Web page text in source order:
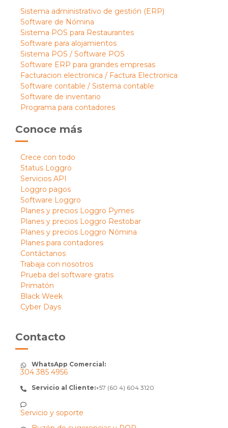
Sistema administrativo de gestión (ERP)
Software de Nómina
Sistema POS para Restaurantes
Software para alojamientos
Sistema POS / Software POS
Software ERP para grandes empresas
Facturacion electronica / Factura Electronica
Software contable / Sistema contable
Software de inventario
Programa para contadores
Conoce más
Crece con todo
Status Loggro
Servicios API
Loggro pagos
Software Loggro
Planes y precios Loggro Pymes
Planes y precios Loggro Restobar
Planes y precios Loggro Nómina
Planes para contadores
Contáctanos
Trabaja con nosotros
Prueba del software gratis
Primatón
Black Week
Cyber Days
Contacto
WhatsApp Comercial:
304 385 4956
Servicio al Cliente:+57 (60 4) 604 3120
Servicio y soporte